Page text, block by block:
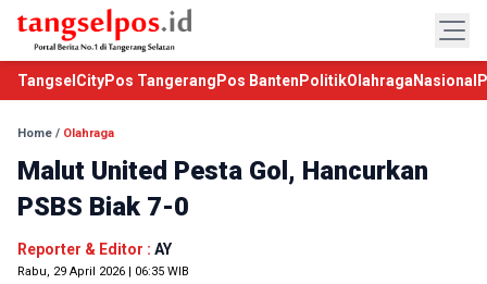
TangselCityPos Tangerang Pos Banten PolitikOlahraga Nasional
Home / Olahraga
Malut United Pesta Gol, Hancurkan
PSBS Biak 7-0
Reporter & Editor : AY
Rabu, 29 April 2026 | 06:35 WIB